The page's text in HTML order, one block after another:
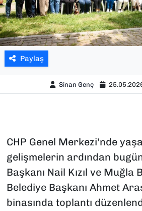
Paylaş
Sinan Genç
CHP Genel Merkezi'nde
gelişmelerin ardından
Başkanı Nail Kızıl ve Muğla
Belediye Başkanı Ahmet
binasında toplantı
YAŞAM
YEREL YÖNETİMLER